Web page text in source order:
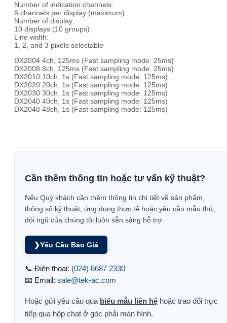
Number of indication channels:
6 channels per display (maximum)
Number of display:
10 displays (10 groups)
Line width:
1, 2, and 3 pixels selectable
DX2004 4ch, 125ms (Fast sampling mode: 25ms)
DX2008 8ch, 125ms (Fast sampling mode: 25ms)
DX2010 10ch, 1s (Fast sampling mode: 125ms)
DX2020 20ch, 1s (Fast sampling mode: 125ms)
DX2030 30ch, 1s (Fast sampling mode: 125ms)
DX2040 40ch, 1s (Fast sampling mode: 125ms)
DX2048 48ch, 1s (Fast sampling mode: 125ms)
Cần thêm thông tin hoặc tư vấn kỹ thuật?
Nếu Quý khách cần thêm thông tin chi tiết về sản phẩm,
thông số kỹ thuật, ứng dụng thực tế hoặc yêu cầu mẫu thử,
đội ngũ của chúng tôi luôn sẵn sàng hỗ trợ.
❯Yêu Cầu Báo Giá
📞 Điện thoại: (024) 6687 2330
📧 Email: sale@tek-ac.com
Hoặc gửi yêu cầu qua biểu mẫu liên hệ hoặc trao đổi trực
tiếp qua hộp chat ở góc phải màn hình.